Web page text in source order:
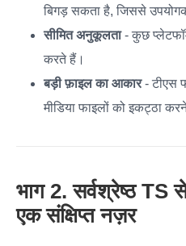
बिगड़ सकता है, जिससे
सीमित अनुकूलता- कुछ
करते हैं।
बड़ी फ़ाइल का आकार- टीएस
मीडिया फाइलों को इकट्ठा
भाग 2. सर्वश्रेष्ठ TS
एक संक्षिप्त नज़र